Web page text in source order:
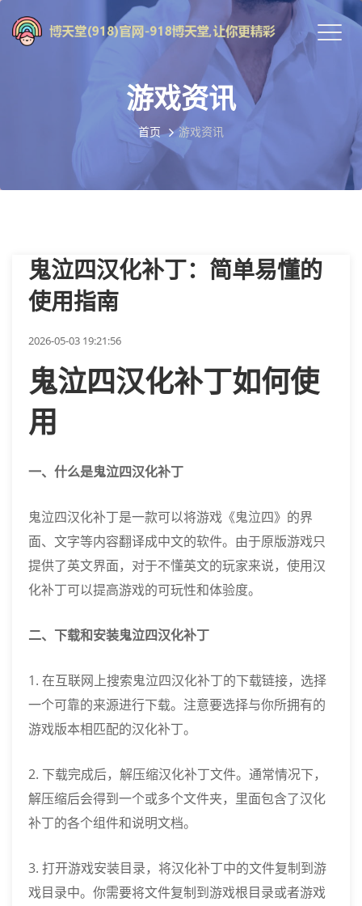
游戏资讯
首页 游戏资讯
鬼泣四汉化补丁：简单易懂的
使用指南
2026-05-03 19:21:56
鬼泣四汉化补丁如何使
用
一、什么是鬼泣四汉化补丁
鬼泣四汉化补丁是一款可以将游戏《鬼泣四》的界
面、文字等内容翻译成中文的软件。由于原版游戏只
提供了英文界面，对于不懂英文的玩家来说，使用汉
化补丁可以提高游戏的可玩性和体验度。
二、下载和安装鬼泣四汉化补丁
1. 在互联网上搜索鬼泣四汉化补丁的下载链接，选择
一个可靠的来源进行下载。注意要选择与你所拥有的
游戏版本相匹配的汉化补丁。
2. 下载完成后，解压缩汉化补丁文件。通常情况下，
解压缩后会得到一个或多个文件夹，里面包含了汉化
补丁的各个组件和说明文档。
3. 打开游戏安装目录，将汉化补丁中的文件复制到游
戏目录中。你需要将文件复制到游戏根目录或者游戏